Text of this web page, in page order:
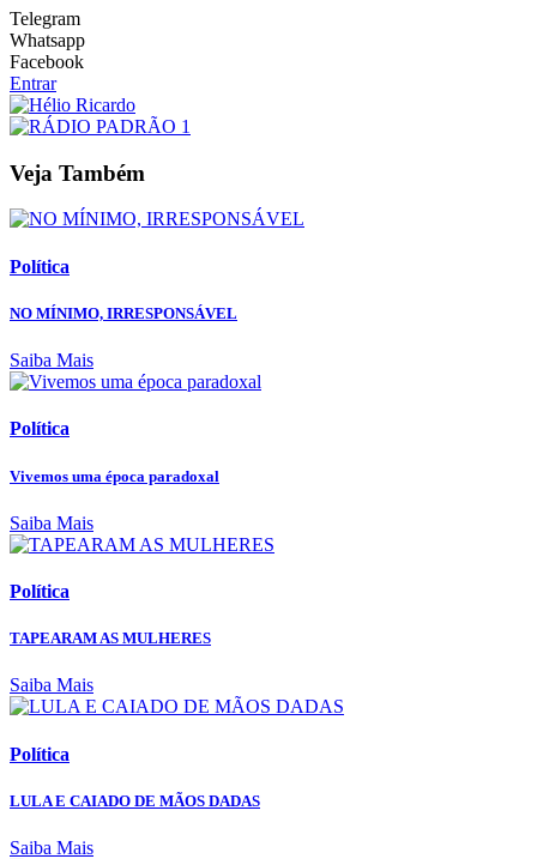
Telegram
Whatsapp
Facebook
Entrar
Veja Também
Política
NO MÍNIMO, IRRESPONSÁVEL
Saiba Mais
Política
Vivemos uma época paradoxal
Saiba Mais
Política
TAPEARAM AS MULHERES
Saiba Mais
Política
LULA E CAIADO DE MÃOS DADAS
Saiba Mais